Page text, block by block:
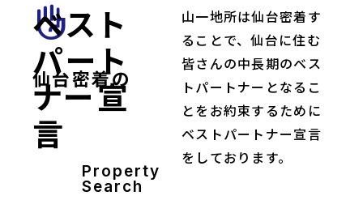
front_hand
仙台密着の
ベスト
パート
ナー宣
言
Property
Search
山一地所は仙台密着す
ることで、仙台に住む
皆さんの中長期のベス
トパートナーとなるこ
とをお約束するために
ベストパートナー宣言
をしております。